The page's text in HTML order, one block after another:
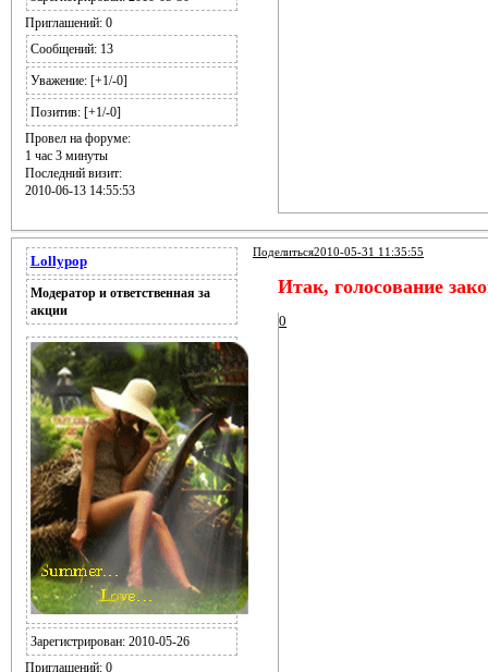
Приглашений:0
Сообщений:13
Уважение: [+1/-0]
Позитив: [+1/-0]
Провел на форуме:
1 час 3 минуты
Последний визит:
2010-06-13 14:55:53
Поделиться2010-05-31 11:35:55
Lollypop
Модератор и ответственная за
акции
Зарегистрирован: 2010-05-26
Приглашений:0
Итак, голосование
0